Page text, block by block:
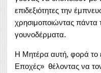
επιδεξιότητες την
χρησιμοποιώντας πάντα
γουνοδέρματα.
Η Μητέρα αυτή, φορά το
Εποχές» θέλοντας να